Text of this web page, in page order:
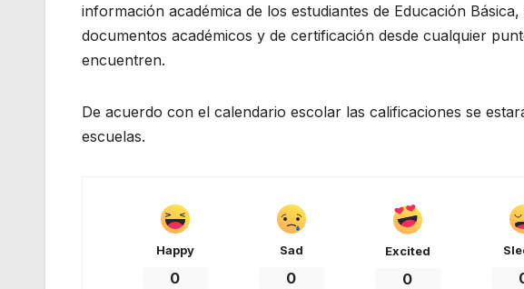
información académica de los estudiantes de Educación
documentos académicos y de certificación desde cualquier
encuentren.
De acuerdo con el calendario escolar las calificaciones se
escuelas.
Happy
0
Sad
0
Excited
0